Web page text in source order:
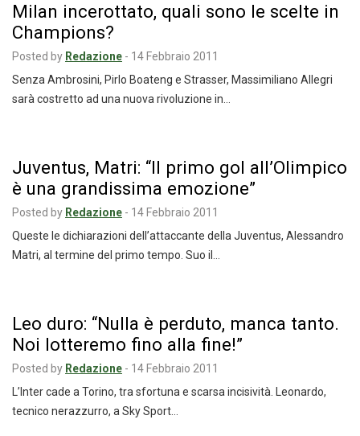
Milan incerottato, quali sono le scelte in
Champions?
Posted by Redazione - 14 Febbraio 2011
Senza Ambrosini, Pirlo Boateng e Strasser, Massimiliano Allegri
sarà costretto ad una nuova rivoluzione in…
Juventus, Matri: “Il primo gol all’Olimpico
è una grandissima emozione”
Posted by Redazione - 14 Febbraio 2011
Queste le dichiarazioni dell’attaccante della Juventus, Alessandro
Matri, al termine del primo tempo. Suo il…
Leo duro: “Nulla è perduto, manca tanto.
Noi lotteremo fino alla fine!”
Posted by Redazione - 14 Febbraio 2011
L’Inter cade a Torino, tra sfortuna e scarsa incisività. Leonardo,
tecnico nerazzurro, a Sky Sport…